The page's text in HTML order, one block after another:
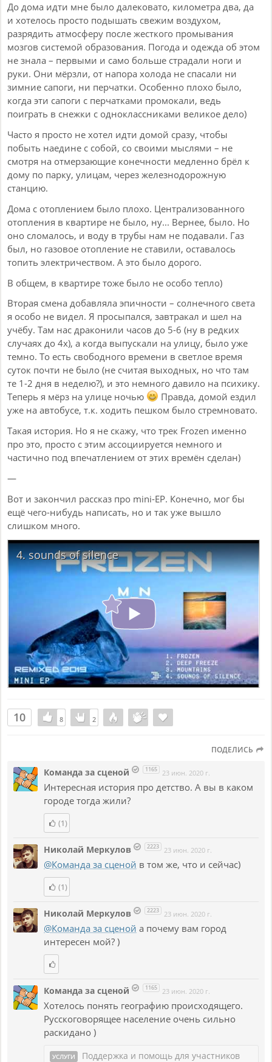
До дома идти мне было далековато, километра два, да
и хотелось просто подышать свежим воздухом,
разрядить атмосферу после жесткого промывания
мозгов системой образования. Погода и одежда об этом
не знала – первыми и само больше страдали ноги и
руки. Они мёрзли, от напора холода не спасали ни
зимние сапоги, ни перчатки. Особенно плохо было,
когда эти сапоги с перчатками промокали, ведь
поиграть в снежки с одноклассниками великое дело)
Часто я просто не хотел идти домой сразу, чтобы
побыть наедине с собой, со своими мыслями – не
смотря на отмерзающие конечности медленно брёл к
дому по парку, улицам, через железнодорожную
станцию.
Дома с отоплением было плохо. Централизованного
отопления в квартире не было, ну... Вернее, было. Но
оно сломалось, и воду в трубы нам не подавали. Газ
был, но газовое отопление не ставили, оставалось
топить электричеством. А это было дорого.
В общем, в квартире тоже было не особо тепло)
Вторая смена добавляла эпичности – солнечного света
я особо не видел. Я просыпался, завтракал и шел на
учёбу. Там нас драконили часов до 5-6 (ну в редких
случаях до 4х), а когда выпускали на улицу, было уже
темно. То есть свободного времени в светлое время
суток почти не было (не считая выходных, но что там
те 1-2 дня в неделю?), и это немного давило на психику.
Теперь я мёрз на улице ночью
Правда, домой ездил
уже на автобусе, т.к. ходить пешком было стремновато.
Такая история. Но я не скажу, что трек Frozen именно
про это, просто с этим ассоциируется немного и
частично под впечатлением от этих времён сделан)
—
Вот и закончил рассказ про mini-EP. Конечно, мог бы
ещё чего-нибудь написать, но и так уже вышло
слишком много.
4. sounds of silence
10 8
8 2
2
ПОДЕЛИСЬ
Команда за сценой 1165 23 июн. 2020 г.
Интересная история про детство. А вы в каком
городе тогда жили?
(1)
Николай Меркулов 2223 23 июн. 2020 г.
@Команда за сценой в том же, что и сейчас)
(1)
Николай Меркулов 2223 23 июн. 2020 г.
@Команда за сценой а почему вам город
интересен мой? )
Команда за сценой 1165 23 июн. 2020 г.
Хотелось понять географию происходящего.
Русскоговорящее население очень сильно
раскидано )
УСЛУГИ
Поддержка и помощь для участников